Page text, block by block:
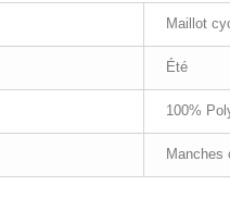
Maillot
Été
100%
Manches